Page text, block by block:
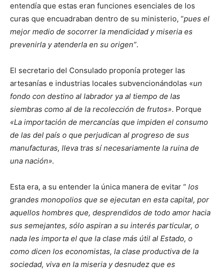
entendía que estas eran funciones esenciales de los
curas que encuadraban dentro de su ministerio, “pues el
mejor medio de socorrer la mendicidad y miseria es
prevenirla y atenderla en su origen”.
El secretario del Consulado proponía proteger las
artesanías e industrias locales subvencionándolas «un
fondo con destino al labrador ya al tiempo de las
siembras como al de la recolección de frutos». Porque
«La importación de mercancías que impiden el consumo
de las del país o que perjudican al progreso de sus
manufacturas, lleva tras sí necesariamente la ruina de
una nación».
Esta era, a su entender la única manera de evitar “ los
grandes monopolios que se ejecutan en esta capital, por
aquellos hombres que, desprendidos de todo amor hacia
sus semejantes, sólo aspiran a su interés particular, o
nada les importa el que la clase más útil al Estado, o
como dicen los economistas, la clase productiva de la
sociedad, viva en la miseria y desnudez que es